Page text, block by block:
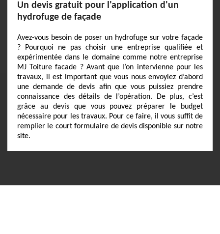
Un devis gratuit pour l'application d'un
hydrofuge de façade
Avez-vous besoin de poser un hydrofuge sur votre façade
? Pourquoi ne pas choisir une entreprise qualifiée et
expérimentée dans le domaine comme notre entreprise
MJ Toiture facade ? Avant que l’on intervienne pour les
travaux, il est important que vous nous envoyiez d’abord
une demande de devis afin que vous puissiez prendre
connaissance des détails de l’opération. De plus, c’est
grâce au devis que vous pouvez préparer le budget
nécessaire pour les travaux. Pour ce faire, il vous suffit de
remplier le court formulaire de devis disponible sur notre
site.